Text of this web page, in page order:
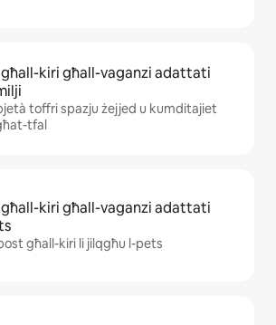
kiri għall-vaganzi adattati
toffri spazju żejjed u kumditajiet
tfal
kiri għall-vaganzi adattati
għall-kiri li jilqgħu l-pets